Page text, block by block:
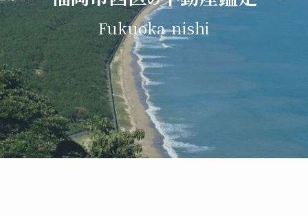
Fukuoka-nishi